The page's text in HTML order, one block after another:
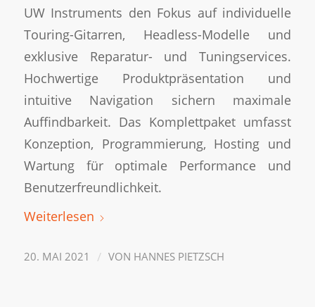
UW Instruments den Fokus auf individuelle
Touring-Gitarren, Headless-Modelle und
exklusive Reparatur- und Tuningservices.
Hochwertige Produktpräsentation und
intuitive Navigation sichern maximale
Auffindbarkeit. Das Komplettpaket umfasst
Konzeption, Programmierung, Hosting und
Wartung für optimale Performance und
Benutzerfreundlichkeit.
Weiterlesen
20. MAI 2021 / VON HANNES PIETZSCH